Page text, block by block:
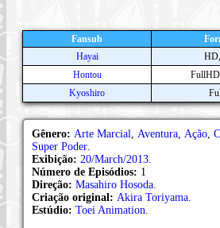
Fansub
Hayai
Hontou
Kyoshiro
Gênero: Arte Marcial Aventura Ação
Super Poder
Exibição: 20/March/2013
Número de Episódios: 1
Direção: Masahiro Hosoda
Criação original: Akira Toriyama
Estúdio: Toei Animation